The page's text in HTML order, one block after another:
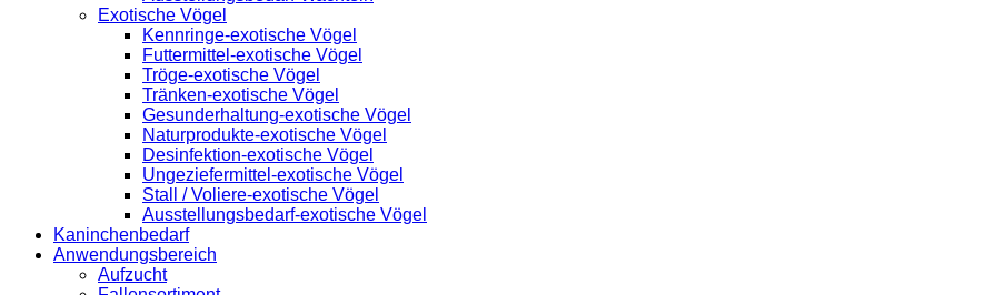
Exotische Vögel
Kennringe-exotische Vögel
Futtermittel-exotische Vögel
Tröge-exotische Vögel
Tränken-exotische Vögel
Gesunderhaltung-exotische Vögel
Naturprodukte-exotische Vögel
Desinfektion-exotische Vögel
Ungeziefermittel-exotische Vögel
Stall / Voliere-exotische Vögel
Ausstellungsbedarf-exotische Vögel
Kaninchenbedarf
Anwendungsbereich
Aufzucht